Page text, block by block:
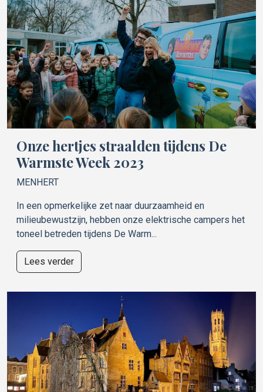
Onze hertjes straalden tijdens De
Warmste Week 2023
MENHERT
In een opmerkelijke zet naar duurzaamheid en
milieubewustzijn, hebben onze elektrische campers het
toneel betreden tijdens De Warm...
Lees verder